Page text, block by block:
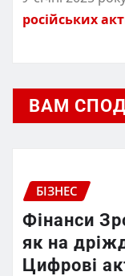
російських
ВАМ
БІЗНЕС
Фінанси
як на
Цифрові